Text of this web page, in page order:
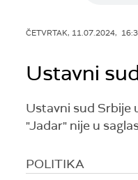
ČETVRTAK, 11.07.2024,
Ustavni
Ustavni sud Srbije
"Jadar" nije u
POLITIKA